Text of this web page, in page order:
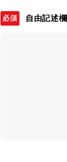
自由記述欄